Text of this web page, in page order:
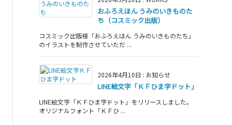
おふろえほん うみのいきものた
ち（コスミック出版）
コスミック出版様「おふろえほん うみのいきものたち」
のイラストを制作させていただ ...
2026年4月10日 : お知らせ
LINE絵文字「ＫＦひま字ドット」
LINE絵文字「ＫＦひま字ドット」をリリースしました。
オリジナルフォント「ＫＦひ ...